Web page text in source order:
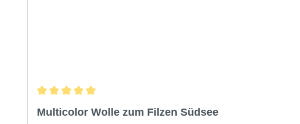
Durchschnittliche Bewertung von 5 von 5 Sternen
Multicolor Wolle zum Filzen Südsee